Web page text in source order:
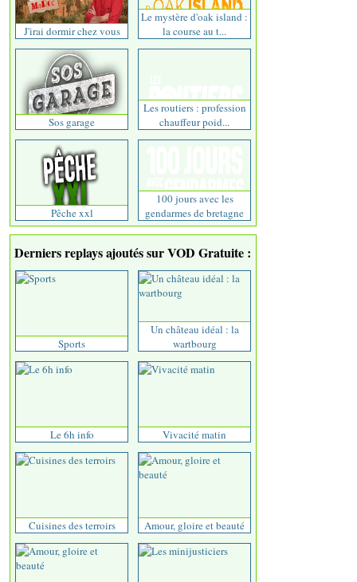
J'irai dormir chez vous
Le mystère d'oak island :
la course au t...
Sos garage
Les routiers : profession
chauffeur poid...
Pêche xxl
100 jours avec les
gendarmes de bretagne
Derniers replays ajoutés sur VOD Gratuite :
Sports
Un château idéal : la
wartbourg
Le 6h info Vivacité matin
Cuisines des terroirs Amour, gloire et beauté